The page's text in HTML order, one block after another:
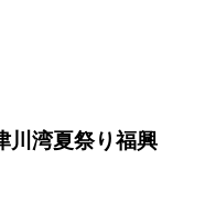
川湾夏祭り福興